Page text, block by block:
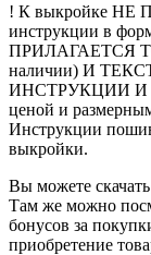
! К выкройке НЕ
инструкции в
ПРИЛАГАЕТСЯ
наличии) И
ИНСТРУКЦИИ И
ценой и
Инструкции
выкройки.
Вы можете
Там же можно
бонусов за
приобретение